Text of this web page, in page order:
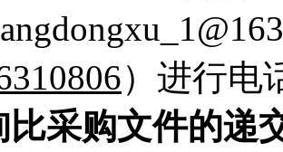
）进行电
比采购文件的递